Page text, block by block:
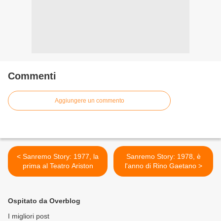
Commenti
Aggiungere un commento
< Sanremo Story: 1977, la
prima al Teatro Ariston
Sanremo Story: 1978, è
l'anno di Rino Gaetano >
Ospitato da Overblog
I migliori post